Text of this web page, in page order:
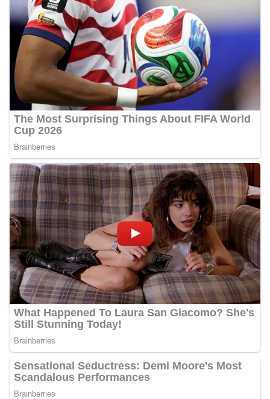
Bhabinkamtibmas di tengah-tengah warga
diharapkan dapat semakin mempererat
hubungan kemitraan antara Polri dan
masyarakat, sekaligus membangun kesadaran
kolektif warga akan pentingnya menjaga
keamanan, ketertiban, dan kekompakan
lingkungan, khususnya dalam menyambut
momentum bersejarah HUT Kemerdekaan
Republik Indonesia.‎Kegiatan sambang ini
rencananya akan terus dilaksanakan secara rutin
oleh Bhabinkamtibmas di wilayah Kelurahan
situasi Kamtibmas yang aman dan kondusif,
sekaligus menumbuhkan semangat nasionalisme
warga dalam menyambut Hari Kemerdekaan RI.
Percepat Penanganan Infrastruktur Kota Medan,
Dinas SDABMBK Perkuat Sinergi dengan
Kecamatan
Ketua DPRD Medan Terima Silaturahmi Kapolres
Belawan, Bahas Narkoba, Kriminalitas hingga
Potensi Ekonomi
Bhabinkamtibmas Polsek Medan Sunggal
Sambangi Warga Kelurahan Sunggal, Ingatkan
Pemasangan Bendera Merah Putih Jelang HUT
Kemerdekaan RI‎‎Medan, 5 Agustus 2026 — Dalam
rangka menyambut Hari Ulang Tahun
Kemerdekaan Republik Indonesia yang ke-81,
Bhabinkamtibmas Kelurahan Sunggal, Aiptu
Muliyadi Suraukur, melaksanakan kegiatan
sambang Door to Door System (DDS) kepada
warga di wilayah Kelurahan Sunggal, Kecamatan
Medan Sunggal, pada Rabu (05/08/2026).‎‎Kegiatan
tersebut berlangsung sejak pukul 09.00 WIB